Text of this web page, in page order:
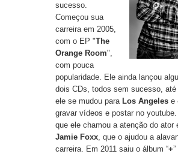
sucesso.
Começou sua
carreira em 2005,
com o EP "The
Orange Room",
com pouca
popularidade. Ele ainda lançou
dois CDs, todos sem sucesso, até
ele se mudou para Los Angeles e
gravar vídeos e postar no
que ele chamou a atenção do ator
Jamie Foxx, que o ajudou a
carreira. Em 2011 saiu o álbum “+